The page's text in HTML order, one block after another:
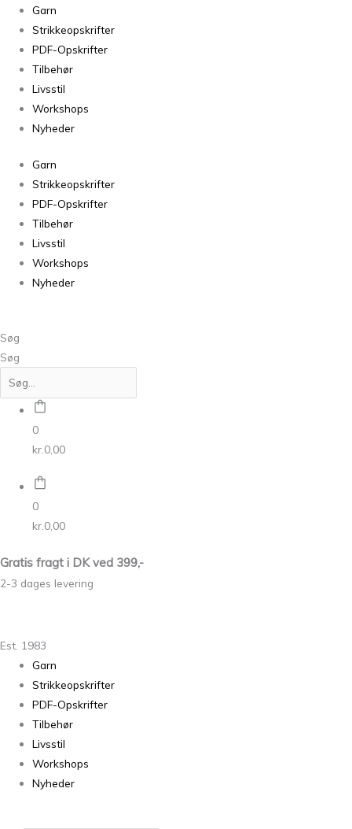
Garn
Strikkeopskrifter
PDF-Opskrifter
Tilbehør
Livsstil
Workshops
Nyheder
Garn
Strikkeopskrifter
PDF-Opskrifter
Tilbehør
Livsstil
Workshops
Nyheder
Søg
Søg
0
kr. 0,00
0
kr. 0,00
Gratis fragt i DK ved 399,-
2-3 dages levering
Est. 1983
Garn
Strikkeopskrifter
PDF-Opskrifter
Tilbehør
Livsstil
Workshops
Nyheder